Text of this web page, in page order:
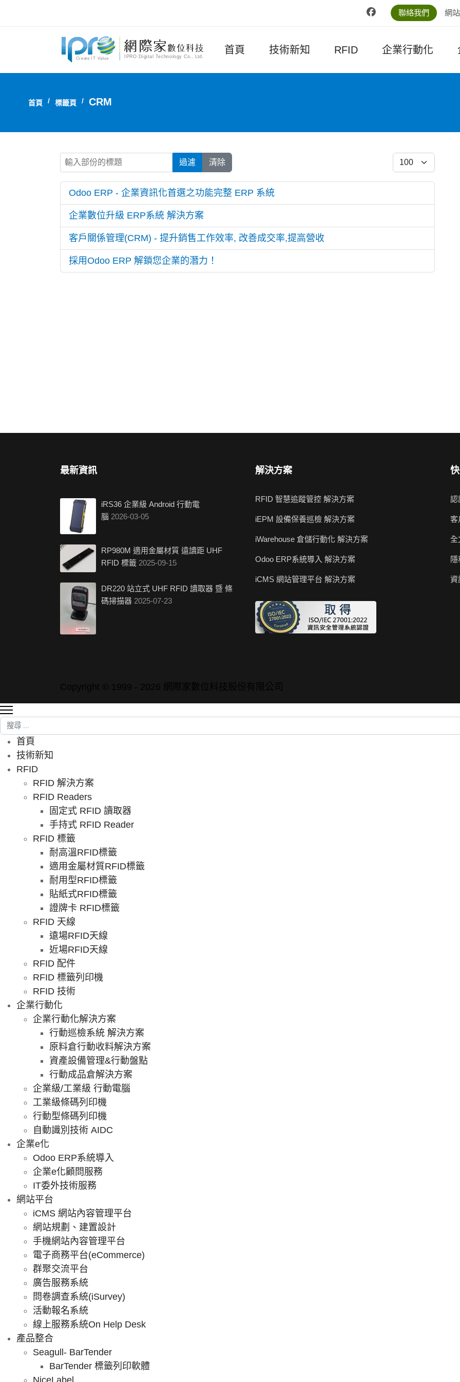
聯絡我們 網
首頁 技術新知 RFID 企業行動化
首頁 標籤頁 CRM
輸入部份的標題 過濾 清除 每頁顯示條數
Odoo ERP - 企業資訊化首選之功能完整 ERP 系統
企業數位升級 ERP系統 解決方案
客戶關係管理(CRM) - 提升銷售工作效率, 改善成交率,提高營收
採用Odoo ERP 解鎖您企業的潛力！
最新資訊
iRS36 企業級 Android 行動電
腦 2026-03-05
RP980M 適用金屬材質 遠讀距 UHF
RFID 標籤 2025-09-15
DR220 站立式 UHF RFID 讀取器 暨 條
碼掃描器 2025-07-23
解決方案
RFID 智慧追蹤管控 解決方案
iEPM 設備保養巡檢 解決方案
iWarehouse 倉儲行動化 解決方案
Odoo ERP系統導入 解決方案
iCMS 網站管理平台 解決方案
認
客
全
資
搜尋
首頁
技術新知
RFID
RFID 解決方案
RFID Readers
固定式 RFID 讀取器
手持式 RFID Reader
RFID 標籤
耐高溫RFID標籤
適用金屬材質RFID標籤
耐用型RFID標籤
貼紙式RFID標籤
證牌卡 RFID標籤
RFID 天線
遠場RFID天線
近場RFID天線
RFID 配件
RFID 標籤列印機
RFID 技術
企業行動化
企業行動化解決方案
行動巡檢系統 解決方案
原料倉行動收料解決方案
資產設備管理&行動盤點
行動成品倉解決方案
企業級/工業級 行動電腦
工業級條碼列印機
行動型條碼列印機
自動識別技術 AIDC
企業e化
Odoo ERP系統導入
企業e化顧問服務
IT委外技術服務
網站平台
iCMS 網站內容管理平台
網站規劃、建置設計
手機網站內容管理平台
電子商務平台(eCommerce)
群聚交流平台
廣告服務系統
問卷調查系統(iSurvey)
活動報名系統
線上服務系統On Help Desk
產品整合
Seagull- BarTender
BarTender 標籤列印軟體
NiceLabel